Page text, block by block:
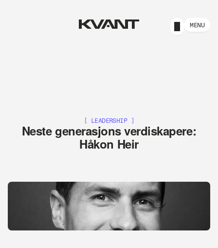
MENU
[ LEADERSHIP ]
Neste generasjons verdiskapere:
Håkon Heir